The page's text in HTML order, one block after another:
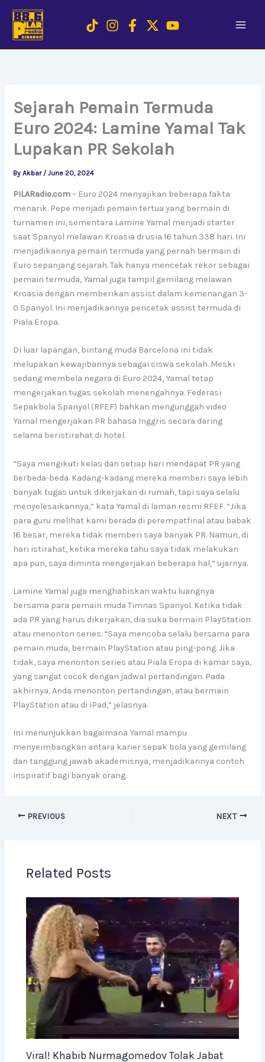
content
Sejarah Pemain Termuda
Euro 2024: Lamine Yamal Tak
Lupakan PR Sekolah
ByAkbar /June 20, 2024
PILARadio.com– Euro 2024 menyajikan beberapa fakta
menarik. Pepe menjadi pemain tertua yang bermain di
turnamen ini, sementara Lamine Yamal menjadi starter
saat Spanyol melawan Kroasia di usia 16 tahun 338 hari. Ini
menjadikannya pemain termuda yang pernah bermain di
Euro sepanjang sejarah. Tak hanya mencetak rekor sebagai
pemain termuda, Yamal juga tampil gemilang melawan
Kroasia dengan memberikan assist dalam kemenangan 3-
0 Spanyol. Ini menjadikannya pencetak assist termuda di
Piala Eropa.
Di luar lapangan, bintang muda Barcelona ini tidak
melupakan kewajibannya sebagai siswa sekolah. Meski
sedang membela negara di Euro 2024, Yamal tetap
mengerjakan tugas sekolah menengahnya. Federasi
Sepakbola Spanyol (RFEF) bahkan mengunggah video
Yamal mengerjakan PR bahasa Inggris secara daring
selama beristirahat di hotel.
“Saya mengikuti kelas dan setiap hari mendapat PR yang
berbeda-beda. Kadang-kadang mereka memberi saya lebih
banyak tugas untuk dikerjakan di rumah, tapi saya selalu
menyelesaikannya,” kata Yamal di laman resmi RFEF. “Jika
para guru melihat kami berada di perempatfinal atau babak
16 besar, mereka tidak memberi saya banyak PR. Namun, di
hari istirahat, ketika mereka tahu saya tidak melakukan
apa pun, saya diminta mengerjakan beberapa hal,” ujarnya.
Lamine Yamal juga menghabiskan waktu luangnya
bersama para pemain muda Timnas Spanyol. Ketika tidak
ada PR yang harus dikerjakan, dia suka bermain PlayStation
atau menonton series. “Saya mencoba selalu bersama para
pemain muda, bermain PlayStation atau ping-pong. Jika
tidak, saya menonton series atau Piala Eropa di kamar saya,
yang sangat cocok dengan jadwal pertandingan. Pada
akhirnya, Anda menonton pertandingan, atau bermain
PlayStation atau di iPad,” jelasnya.
Ini menunjukkan bagaimana Yamal mampu
menyeimbangkan antara karier sepak bola yang gemilang
dan tanggung jawab akademisnya, menjadikannya contoh
inspiratif bagi banyak orang.
PREVIOUS NEXT
Related Posts
Viral! Khabib Nurmagomedov Tolak Jabat